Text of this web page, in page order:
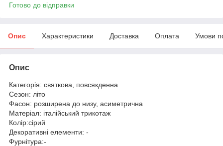
Готово до відправки
Опис Характеристики Доставка Оплата Умови
Опис
Категорія: святкова, повсякденна
Сезон: літо
Фасон: розширена до низу, асиметрична
Матеріал: італійський трикотаж
Колір:сірий
Декоративні елементи: -
Фурнітура:-